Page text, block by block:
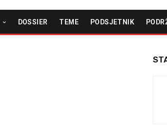
DOSSIER TEME PODSJETNIK